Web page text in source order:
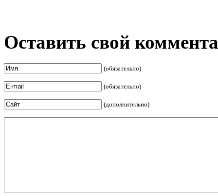
Оставить свой
(обязательно)
(обязательно)
(дополнительно)